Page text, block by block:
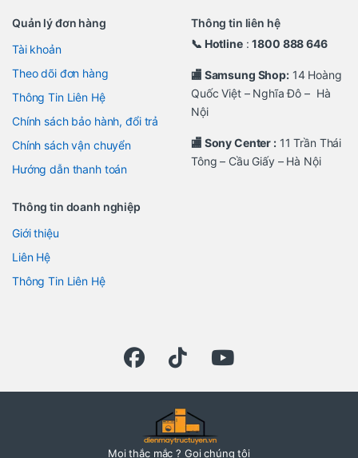
Quản lý đơn hàng
Tài khoản
Theo dõi đơn hàng
Thông Tin Liên Hệ
Chính sách bảo hành, đổi trả
Chính sách vận chuyển
Hướng dẫn thanh toán
Thông tin liên hệ
📞 Hotline:1800 888 646
🏬 Samsung Shop:14 Hoàng
Quốc Việt – Nghĩa Đô – Hà
Nội
🏬 Sony Center :11 Trần Thái
Tông – Cầu Giấy – Hà Nội
Thông tin doanh nghiệp
Giới thiệu
Liên Hệ
Thông Tin Liên Hệ
Mọi thắc mắc ? Gọi chúng tôi